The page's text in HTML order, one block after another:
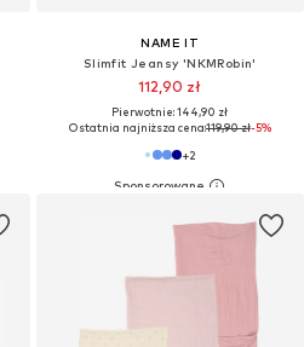
NAME IT
Slimfit Jeansy 'NKMRobin'
112,90 zł
Pierwotnie: 144,90 zł
Ostatnia najniższa cena:119,90 zł-5%
+2